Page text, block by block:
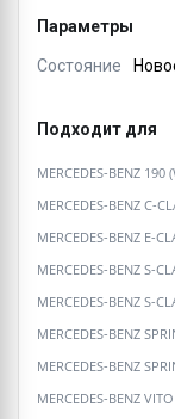
Параметры
Состояние
Подходит для
MERCEDES-BENZ 190
MERCEDES-BENZ C-
MERCEDES-BENZ E-
MERCEDES-BENZ S-
MERCEDES-BENZ S-
MERCEDES-BENZ
MERCEDES-BENZ
MERCEDES-BENZ